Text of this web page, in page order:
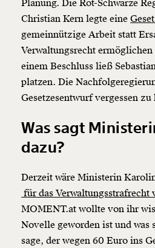
Planung. Die Rot-Schwarze
Christian Kern legte eine
gemeinnützige Arbeit statt
Verwaltungsrecht
einem Beschluss ließ
platzen. Die
Gesetzesentwurf vergessen zu
Was sagt
dazu?
Derzeit wäre Ministerin
für das Verwaltungsstrafrecht
MOMENT.at wollte von ihr
Novelle geworden ist und was
sage, der wegen 60 Euro ins